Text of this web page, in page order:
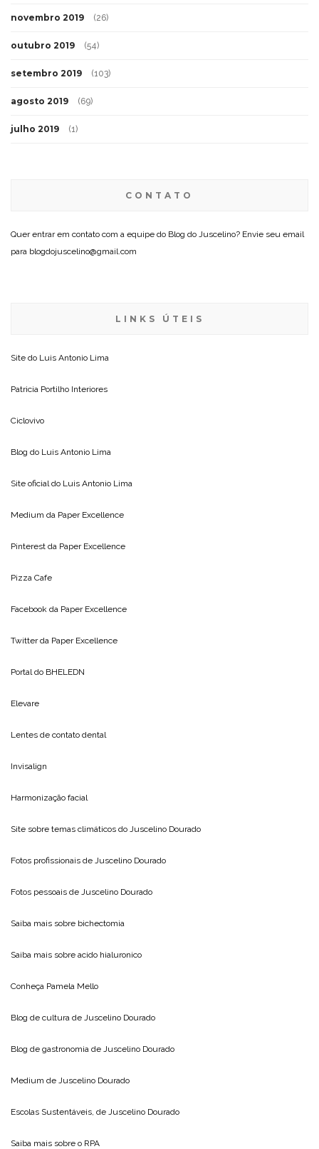
novembro 2019 (26)
outubro 2019 (54)
setembro 2019 (103)
agosto 2019 (69)
julho 2019 (1)
CONTATO
Quer entrar em contato com a equipe do Blog do Juscelino? Envie seu email
para blogdojuscelino@gmail.com
LINKS ÚTEIS
Site do Luis Antonio Lima
Patricia Portilho Interiores
Ciclovivo
Blog do Luis Antonio Lima
Site oficial do Luis Antonio Lima
Medium da Paper Excellence
Pinterest da Paper Excellence
Pizza Cafe
Facebook da Paper Excellence
Twitter da Paper Excellence
Portal do BHELEDN
Elevare
Lentes de contato dental
Invisalign
Harmonização facial
Site sobre temas climáticos do Juscelino Dourado
Fotos profissionais de Juscelino Dourado
Fotos pessoais de Juscelino Dourado
Saiba mais sobre bichectomia
Saiba mais sobre acido hialuronico
Conheça Pamela Mello
Blog de cultura de Juscelino Dourado
Blog de gastronomia de Juscelino Dourado
Medium de Juscelino Dourado
Escolas Sustentáveis, de Juscelino Dourado
Saiba mais sobre o RPA